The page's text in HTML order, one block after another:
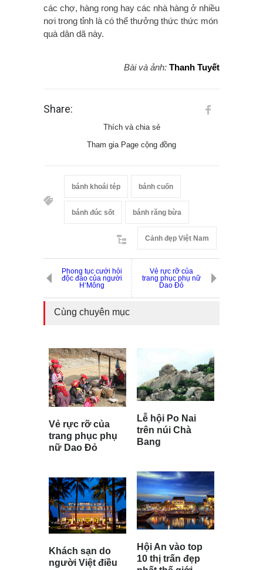
các chợ, hàng rong hay các nhà hàng ở nhiều
nơi trong tỉnh là có thể thưởng thức thức món
quà dân dã này.
Bài và ảnh: Thanh Tuyết
Share:
Thích và chia sẻ
Tham gia Page cộng đồng
bánh khoái tép bánh cuốn
bánh đúc sốt bánh răng bừa
Cảnh đẹp Việt Nam
Phong tục cưới hỏi
độc đáo của người
H‘Mông
Vẻ rực rỡ của
trang phục phụ nữ
Dao Đỏ
Cùng chuyên mục
Vẻ rực rỡ của
trang phục phụ
nữ Dao Đỏ
Khách sạn do
người Việt điều
Lễ hội Po Nai
trên núi Chà
Bang
Hội An vào top
10 thị trấn đẹp